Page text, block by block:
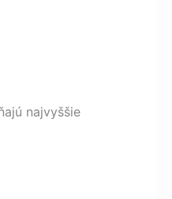
najvyššie